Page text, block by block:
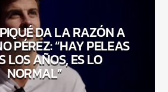
DA LA RAZÓN A
PÉREZ: “HAY PELEAS
LOS AÑOS, ES LO
NORMAL”